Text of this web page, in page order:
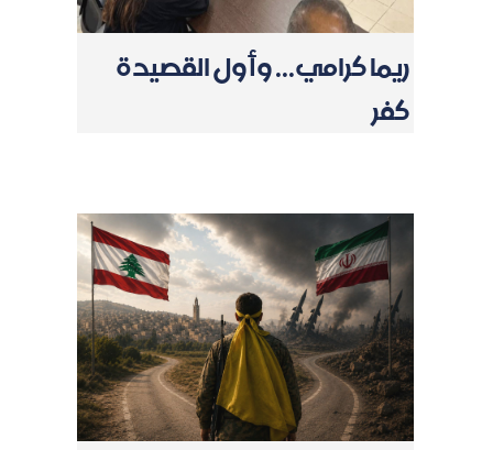
ريما كرامي... وأول القصيدة
كفر